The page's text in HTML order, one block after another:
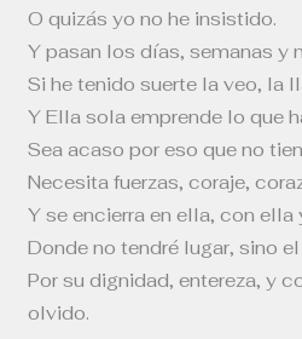
O quizás yo no he insistido.
Y pasan los días, semanas y
Si he tenido suerte la veo, la
Y Ella sola emprende lo que
Sea acaso por eso que no
Necesita fuerzas, coraje,
Y se encierra en ella, con ella
Donde no tendré lugar, sino
Por su dignidad, entereza, y
olvido.